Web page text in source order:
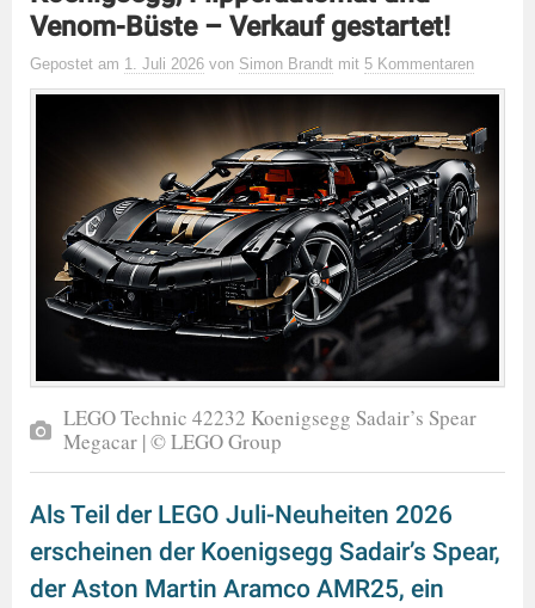
Venom-Büste – Verkauf gestartet!
Gepostet am 1. Juli 2026 von Simon Brandt mit 5 Kommentaren
LEGO Technic 42232 Koenigsegg Sadair’s Spear
Megacar | © LEGO Group
Als Teil der LEGO Juli-Neuheiten 2026
erscheinen der Koenigsegg Sadair’s Spear,
der Aston Martin Aramco AMR25, ein